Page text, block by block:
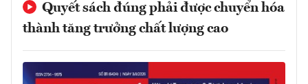
Quyết sách đúng phải được chuyển hóa
thành tăng trưởng chất lượng cao